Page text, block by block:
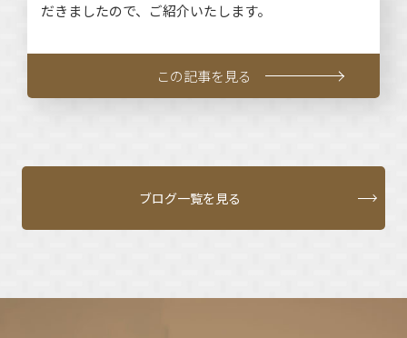
だきましたので、ご紹介いたします。
この記事を見る
ブログ一覧を見る